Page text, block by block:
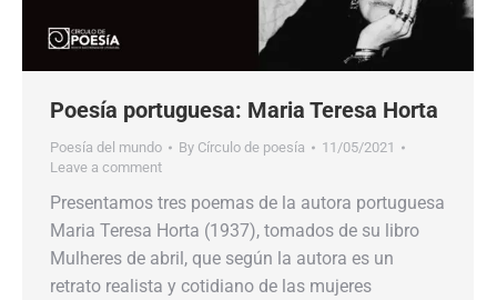
Poesía portuguesa: Maria Teresa Horta
Poesía del mundo By Círculo de poesía
11/05/2021
Leave a comment
Presentamos tres poemas de la autora portuguesa
Maria Teresa Horta (1937), tomados de su libro
Mulheres de abril, que según la autora es un
retrato realista y cotidiano de las mujeres